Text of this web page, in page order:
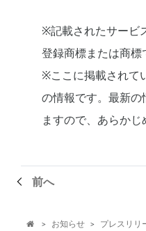
※記載されたサービ
登録商標または商標
※ここに掲載されて
の情報です。最新の
ますので、あらかじ
前へ
 > お知らせ > プレスリリ